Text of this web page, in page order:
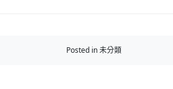
Posted in 未分類